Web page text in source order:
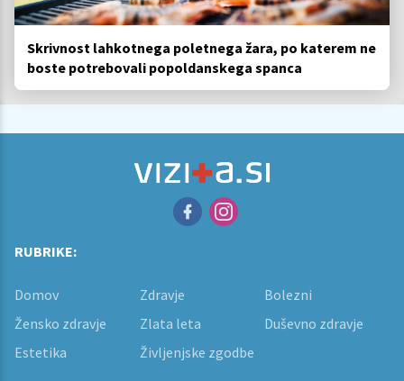
Skrivnost lahkotnega poletnega žara, po katerem ne
boste potrebovali popoldanskega spanca
RUBRIKE:
Domov Zdravje
Bolezni
Žensko zdravje
Zlata leta
Duševno zdravje
Estetika
Življenjske zgodbe